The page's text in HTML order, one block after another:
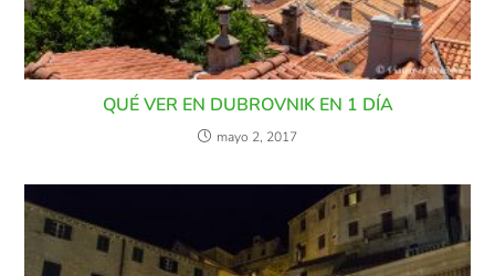
QUÉ VER EN DUBROVNIK EN 1 DÍA
mayo 2, 2017